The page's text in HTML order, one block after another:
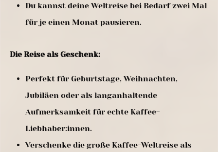
Du kannst deine Weltreise bei Bedarf zwei Mal
für je einen Monat pausieren.
Die Reise als Geschenk:
Perfekt für Geburtstage, Weihnachten,
Jubiläen oder als langanhaltende
Aufmerksamkeit für echte Kaffee-
Liebhaber:innen.
Verschenke die große Kaffee-Weltreise als